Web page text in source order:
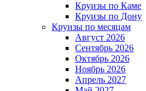
Круизы по Каме
Круизы по Дону
Круизы по месяцам
Август 2026
Сентябрь 2026
Октябрь 2026
Ноябрь 2026
Апрель 2027